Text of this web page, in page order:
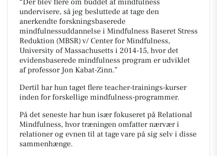
“Der blev flere om buddet af mindfulness
undervisere, så jeg besluttede at tage den
anerkendte forskningsbaserede
mindfulnessuddannelse i Mindfulness Baseret Stress
Reduktion (MBSR) v/ Center for Mindfulness,
University of Massachusetts i 2014-15, hvor det
evidensbaserede mindfulness program er udviklet
af professor Jon Kabat-Zinn.”
Dertil har hun taget flere teacher-trainings-kurser
inden for forskellige mindfulness-programmer.
På det seneste har hun især fokuseret på Relational
Mindfulness, hvor træningen omfatter nærvær i
relationer og evnen til at tage vare på sig selv i disse
sammenhænge.